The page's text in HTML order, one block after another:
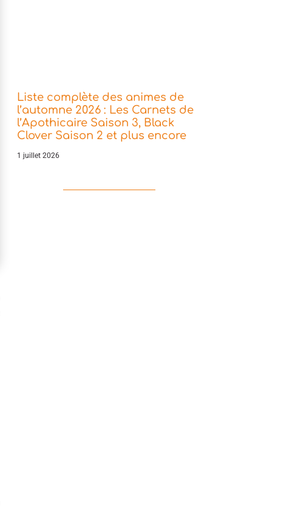
Liste complète des animes de
l’automne 2026 : Les Carnets de
l’Apothicaire Saison 3, Black
Clover Saison 2 et plus encore
1 juillet 2026